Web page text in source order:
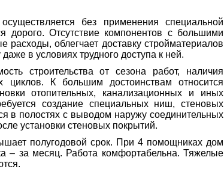
без применения специальной
дорого. Отсутствие компонентов с большими
облегчает доставку стройматериалов
в условиях трудного доступа к ней.
строительства от сезона работ, наличия
циклов. К большим достоинствам относится
отопительных, канализационных и иных
создание специальных ниш, стеновых
в полостях с выводом наружу соединительных
установки стеновых покрытий.
полугодовой срок. При 4 помощниках дом
– за месяц. Работа комфортабельна. Тяжелые